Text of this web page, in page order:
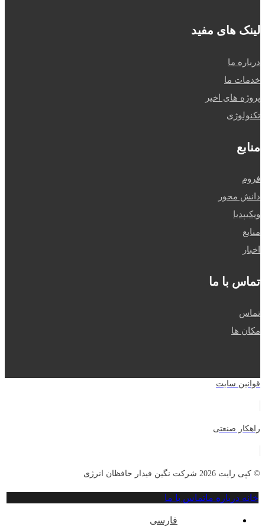
لینک های مفید
درباره ما
خدمات ما
پروژه های اخیر
تکنولوژی
منابع
فروم
دانش محور
ویکیپدیا
منابع
اخبار
تماس با ما
تماس
مکان ها
قوانین سایت
راهکار صنعتی
© کپی رایت 2026 شرکت نگین فیدار حافظان انرژی
خانه درباره ماتماس با ما
فارسی